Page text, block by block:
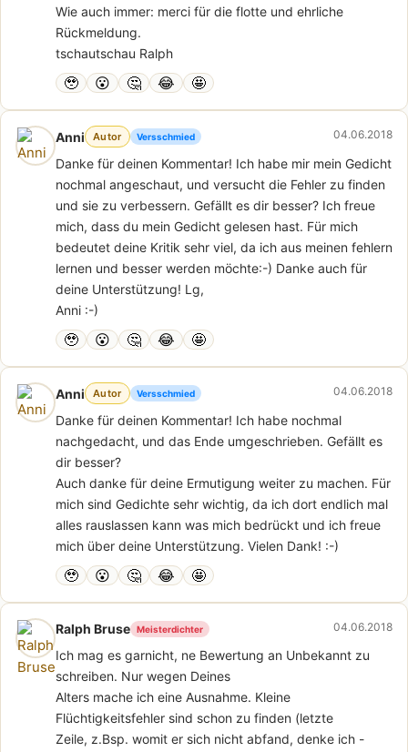
Wie auch immer: merci für die flotte und ehrliche
Rückmeldung.
tschautschau Ralph
🥹 😮 🤔 😂 🤩
Anni Autor Versschmied 04.06.2018
Danke für deinen Kommentar! Ich habe mir mein Gedicht
nochmal angeschaut, und versucht die Fehler zu finden
und sie zu verbessern. Gefällt es dir besser? Ich freue
mich, dass du mein Gedicht gelesen hast. Für mich
bedeutet deine Kritik sehr viel, da ich aus meinen fehlern
lernen und besser werden möchte:-) Danke auch für
deine Unterstützung! Lg,
Anni :-)
🥹 😮 🤔 😂 🤩
Anni Autor Versschmied 04.06.2018
Danke für deinen Kommentar! Ich habe nochmal
nachgedacht, und das Ende umgeschrieben. Gefällt es
dir besser?
Auch danke für deine Ermutigung weiter zu machen. Für
mich sind Gedichte sehr wichtig, da ich dort endlich mal
alles rauslassen kann was mich bedrückt und ich freue
mich über deine Unterstützung. Vielen Dank! :-)
🥹 😮 🤔 😂 🤩
Ralph Bruse Meisterdichter 04.06.2018
Ich mag es garnicht, ne Bewertung an Unbekannt zu
schreiben. Nur wegen Deines
Alters mache ich eine Ausnahme. Kleine
Flüchtigkeitsfehler sind schon zu finden (letzte
Zeile, z.Bsp. womit er sich nicht abfand, denke ich -